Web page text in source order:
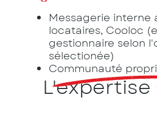
Messagerie interne
locataires, Cooloc
gestionnaire selon
sélectionée)
Communauté
L'expertise